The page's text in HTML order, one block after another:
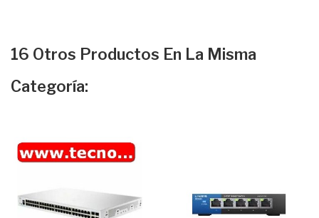
16 Otros Productos En La Misma
Categoría: